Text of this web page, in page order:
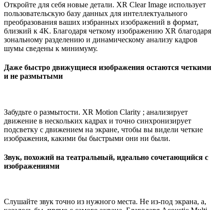
Откройте для себя новые детали. XR Clear Image использует
пользовательскую базу данных для интеллектуального
преобразования ваших избранных изображений в формат,
близкий к 4K. Благодаря четкому изображению XR благодаря
зональному разделению и динамическому анализу кадров
шумы сведены к минимуму.
Даже быстро движущиеся изображения остаются четкими
и не размытыми
Забудьте о размытости. XR Motion Clarity ; анализирует
движение в нескольких кадрах и точно синхронизирует
подсветку с движением на экране, чтобы вы видели четкие
изображения, какими бы быстрыми они ни были.
Звук, похожий на театральный, идеально сочетающийся с
изображениями
Слушайте звук точно из нужного места. Не из-под экрана, а,